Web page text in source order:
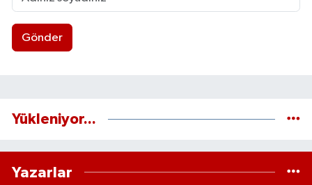
Gönder
Yükleniyor...
Yazarlar